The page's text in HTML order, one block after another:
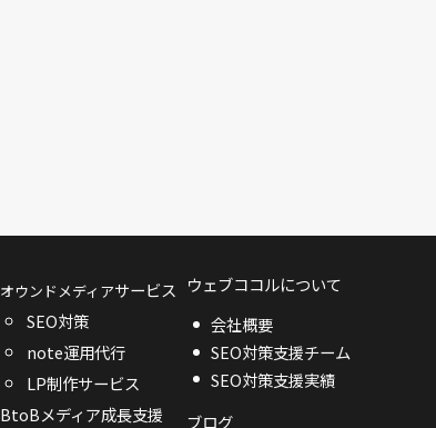
オウンドメディアサービス
SEO対策
note運用代行
LP制作サービス
BtoBメディア成長支援
ウェブココルについて
会社概要
SEO対策支援チーム
SEO対策支援実績
ブログ